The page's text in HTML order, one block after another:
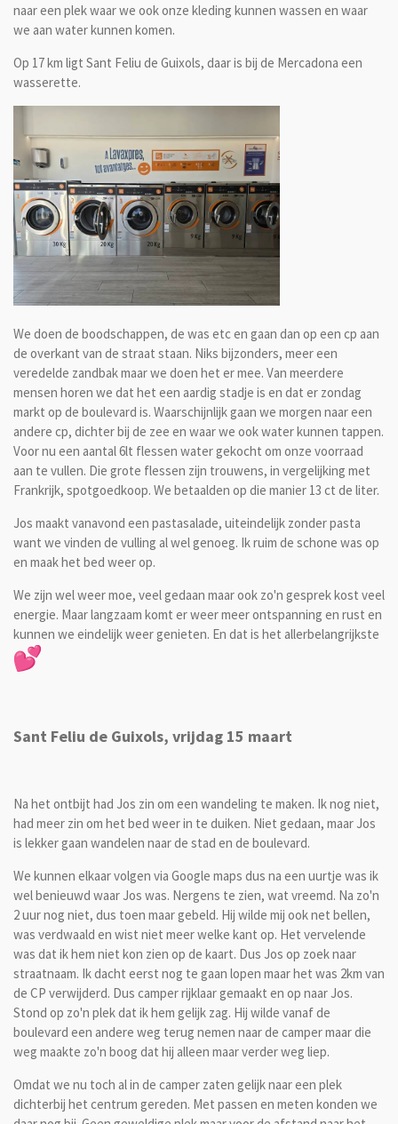
naar een plek waar we ook onze kleding kunnen wassen en waar
we aan water kunnen komen.
Op 17 km ligt Sant Feliu de Guixols, daar is bij de Mercadona een
wasserette.
We doen de boodschappen, de was etc en gaan dan op een cp aan
de overkant van de straat staan. Niks bijzonders, meer een
veredelde zandbak maar we doen het er mee. Van meerdere
mensen horen we dat het een aardig stadje is en dat er zondag
markt op de boulevard is. Waarschijnlijk gaan we morgen naar een
andere cp, dichter bij de zee en waar we ook water kunnen tappen.
Voor nu een aantal 6lt flessen water gekocht om onze voorraad
aan te vullen. Die grote flessen zijn trouwens, in vergelijking met
Frankrijk, spotgoedkoop. We betaalden op die manier 13 ct de liter.
Jos maakt vanavond een pastasalade, uiteindelijk zonder pasta
want we vinden de vulling al wel genoeg. Ik ruim de schone was op
en maak het bed weer op.
We zijn wel weer moe, veel gedaan maar ook zo'n gesprek kost veel
energie. Maar langzaam komt er weer meer ontspanning en rust en
kunnen we eindelijk weer genieten. En dat is het allerbelangrijkste
Sant Feliu de Guixols, vrijdag 15 maart
Na het ontbijt had Jos zin om een wandeling te maken. Ik nog niet,
had meer zin om het bed weer in te duiken. Niet gedaan, maar Jos
is lekker gaan wandelen naar de stad en de boulevard.
We kunnen elkaar volgen via Google maps dus na een uurtje was ik
wel benieuwd waar Jos was. Nergens te zien, wat vreemd. Na zo'n
2 uur nog niet, dus toen maar gebeld. Hij wilde mij ook net bellen,
was verdwaald en wist niet meer welke kant op. Het vervelende
was dat ik hem niet kon zien op de kaart. Dus Jos op zoek naar
straatnaam. Ik dacht eerst nog te gaan lopen maar het was 2km van
de CP verwijderd. Dus camper rijklaar gemaakt en op naar Jos.
Stond op zo'n plek dat ik hem gelijk zag. Hij wilde vanaf de
boulevard een andere weg terug nemen naar de camper maar die
weg maakte zo'n boog dat hij alleen maar verder weg liep.
Omdat we nu toch al in de camper zaten gelijk naar een plek
dichterbij het centrum gereden. Met passen en meten konden we